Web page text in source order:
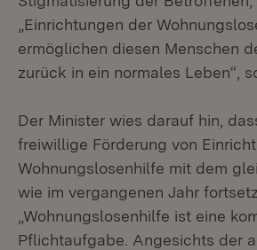
„Einrichtungen der
ermöglichen diesen Menschen
zurück in ein normales Leben“,
Der Minister wies darauf hin,
freiwillige Förderung von
Wohnungslosenhilfe mit dem
wie im vergangenen Jahr
„Wohnungslosenhilfe ist eine
Pflichtaufgabe. Angesichts der